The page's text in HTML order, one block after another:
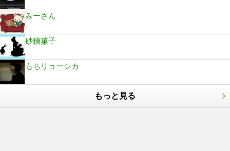
みーさん
砂糖菓子
もちリョーシカ
もっと見る